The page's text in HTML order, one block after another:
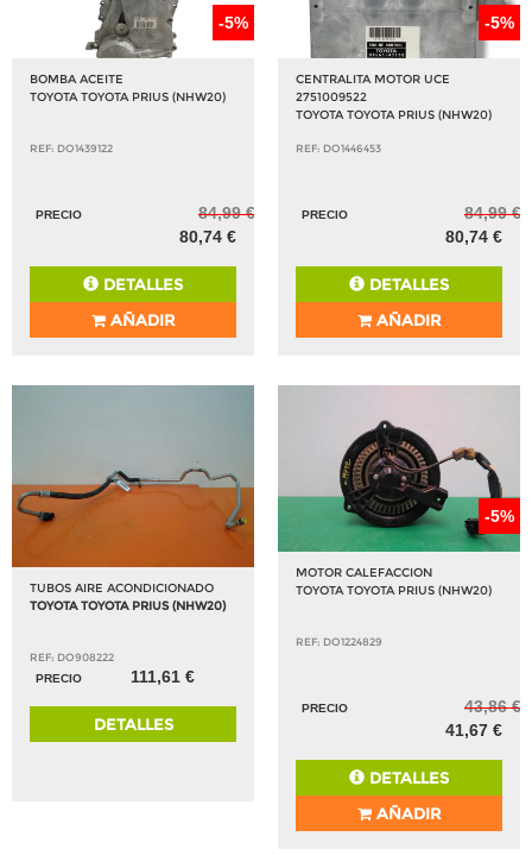
-5%
BOMBA ACEITE
TOYOTA TOYOTA PRIUS (NHW20)
REF: DO1439122
PRECIO
84,99 €
80,74 €
DETALLES
AÑADIR
-5%
CENTRALITA MOTOR UCE
2751009522
TOYOTA TOYOTA PRIUS (NHW20)
REF: DO1446453
PRECIO
84,99 €
80,74 €
DETALLES
AÑADIR
TUBOS AIRE ACONDICIONADO
TOYOTA TOYOTA PRIUS (NHW20)
REF: DO908222
PRECIO
111,61 €
DETALLES
-5%
MOTOR CALEFACCION
TOYOTA TOYOTA PRIUS (NHW20)
REF: DO1224829
PRECIO
43,86 €
41,67 €
DETALLES
AÑADIR